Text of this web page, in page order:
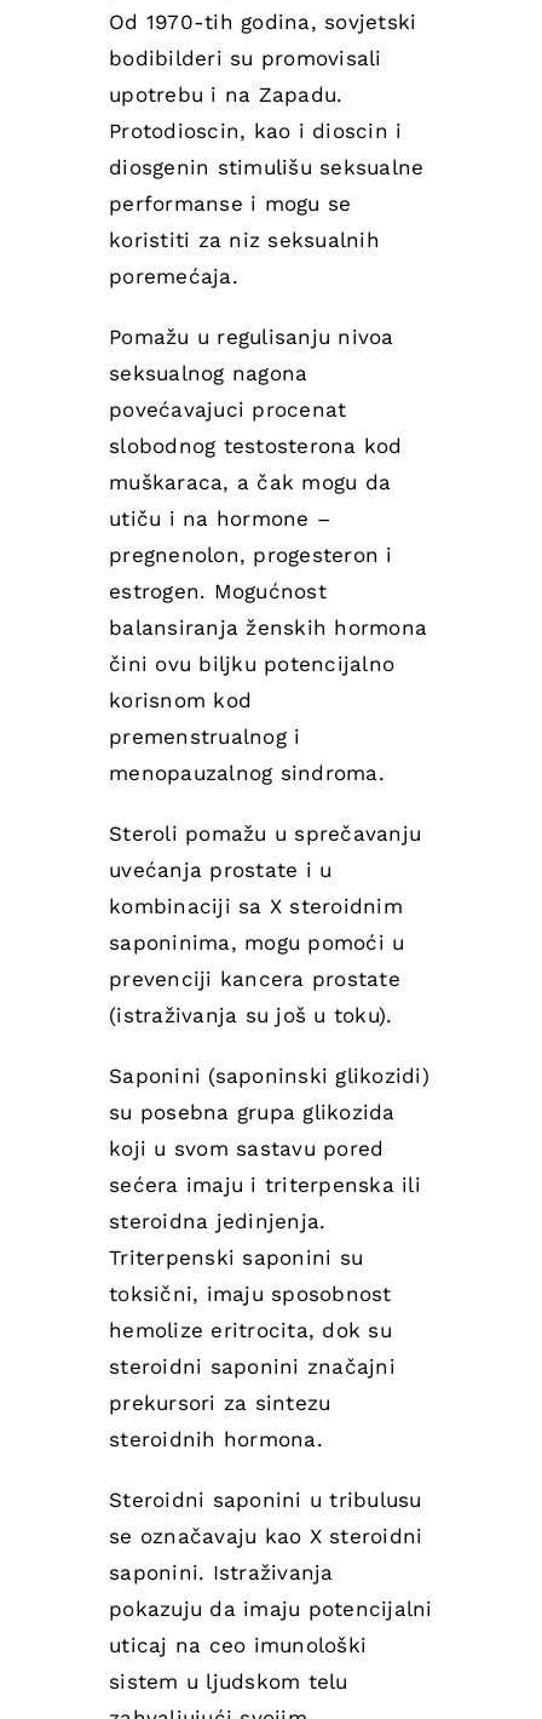
Od 1970-tih godina, sovjetski
bodibilderi su promovisali
upotrebu i na Zapadu.
Protodioscin, kao i dioscin i
diosgenin stimulišu seksualne
performanse i mogu se
koristiti za niz seksualnih
poremećaja.
Pomažu u regulisanju nivoa
seksualnog nagona
povećavajuci procenat
slobodnog testosterona kod
muškaraca, a čak mogu da
utiču i na hormone –
pregnenolon, progesteron i
estrogen. Mogućnost
balansiranja ženskih hormona
čini ovu biljku potencijalno
korisnom kod
premenstrualnog i
menopauzalnog sindroma.
Steroli pomažu u sprečavanju
uvećanja prostate i u
kombinaciji sa X steroidnim
saponinima, mogu pomoći u
prevenciji kancera prostate
(istraživanja su još u toku).
Saponini (saponinski glikozidi)
su posebna grupa glikozida
koji u svom sastavu pored
sećera imaju i triterpenska ili
steroidna jedinjenja.
Triterpenski saponini su
toksični, imaju sposobnost
hemolize eritrocita, dok su
steroidni saponini značajni
prekursori za sintezu
steroidnih hormona.
Steroidni saponini u tribulusu
se označavaju kao X steroidni
saponini. Istraživanja
pokazuju da imaju potencijalni
uticaj na ceo imunološki
sistem u ljudskom telu